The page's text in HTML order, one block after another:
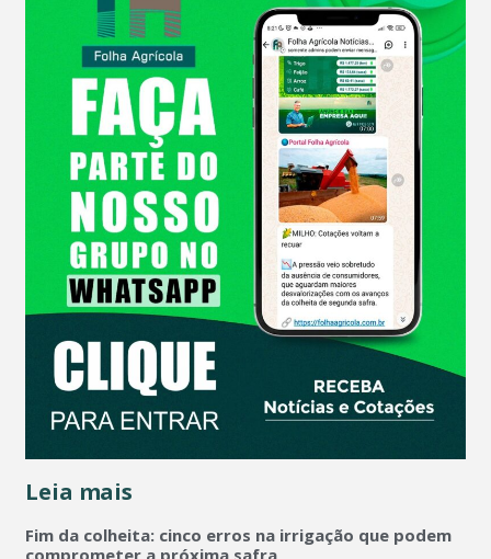
Leia mais
Fim da colheita: cinco erros na irrigação que podem
comprometer a próxima safra